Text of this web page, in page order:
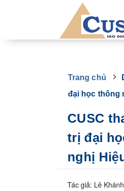
Trang chủ
đại học thông
CUSC
trị đại
nghị
Tác giả: Lê